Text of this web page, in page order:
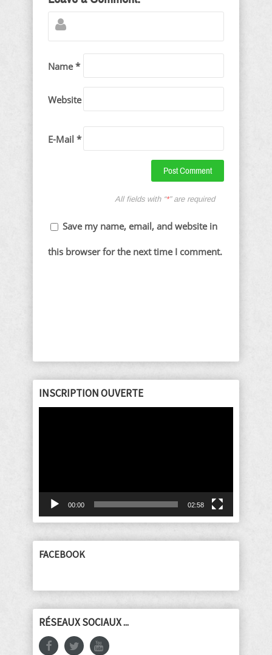
Name *
Website
E-Mail *
All fields with “*” are required
Save my name, email, and website in
this browser for the next time I comment.
INSCRIPTION OUVERTE
00:00 02:58
FACEBOOK
RÉSEAUX SOCIAUX ...